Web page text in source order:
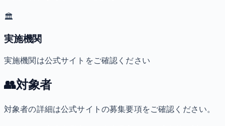
🏛️
実施機関
実施機関は公式サイトをご確認ください
👥対象者
対象者の詳細は公式サイトの募集要項をご確認ください。